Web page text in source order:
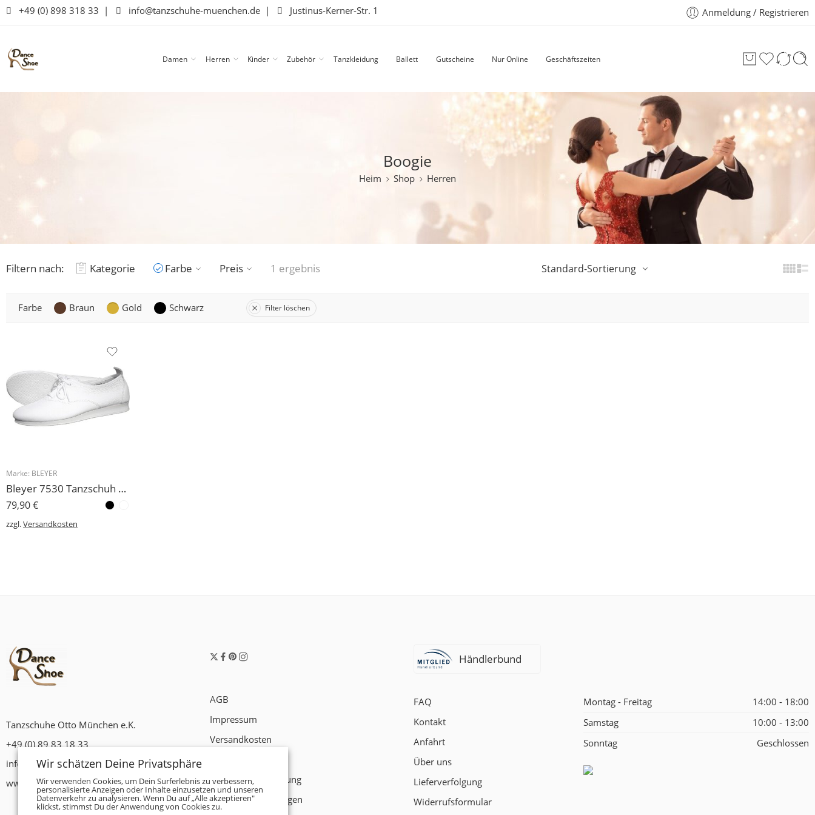
+49 (0) 898 318 33 | info@tanzschuhe-muenchen.de | Justinus-Kerner-Str. 1 Anmeldung / Registrieren
Damen Herren Kinder Zubehör Tanzkleidung Ballett Gutscheine Nur Online Geschäftszeiten
Boogie
Heim Shop Herren
Filtern nach: Kategorie Farbe Preis 1 ergebnis Standard-Sortierung
Farbe Braun Gold Schwarz Filter löschen
Marke: BLEYER
Bleyer 7530 Tanzschuh Boogie Rock´n Roll viele Größen wieder eingetroffen!
79,90€
zzgl.Versandkosten
Tanzschuhe Otto München e.K.
+49 (0) 89 83 18 33
info@tanzschuhe-muenchen.de
www.tanzschuhe-muenchen.de
AGB
Impressum
Versandkosten
Datenschutzerklärung
Zahlungsbedingungen
Händlerbund
FAQ
Kontakt
Anfahrt
Über uns
Lieferverfolgung
Widerrufsformular
Montag - Freitag
14:00 - 18:00
Samstag
10:00 - 13:00
Sonntag
Geschlossen
Wir schätzen Deine Privatsphäre
Wir verwenden Cookies, um Dein Surferlebnis zu verbessern,
personalisierte Anzeigen oder Inhalte einzusetzen und unseren
Datenverkehr zu analysieren. Wenn Du auf „Alle akzeptieren"
klickst, stimmst Du der Anwendung von Cookies zu.